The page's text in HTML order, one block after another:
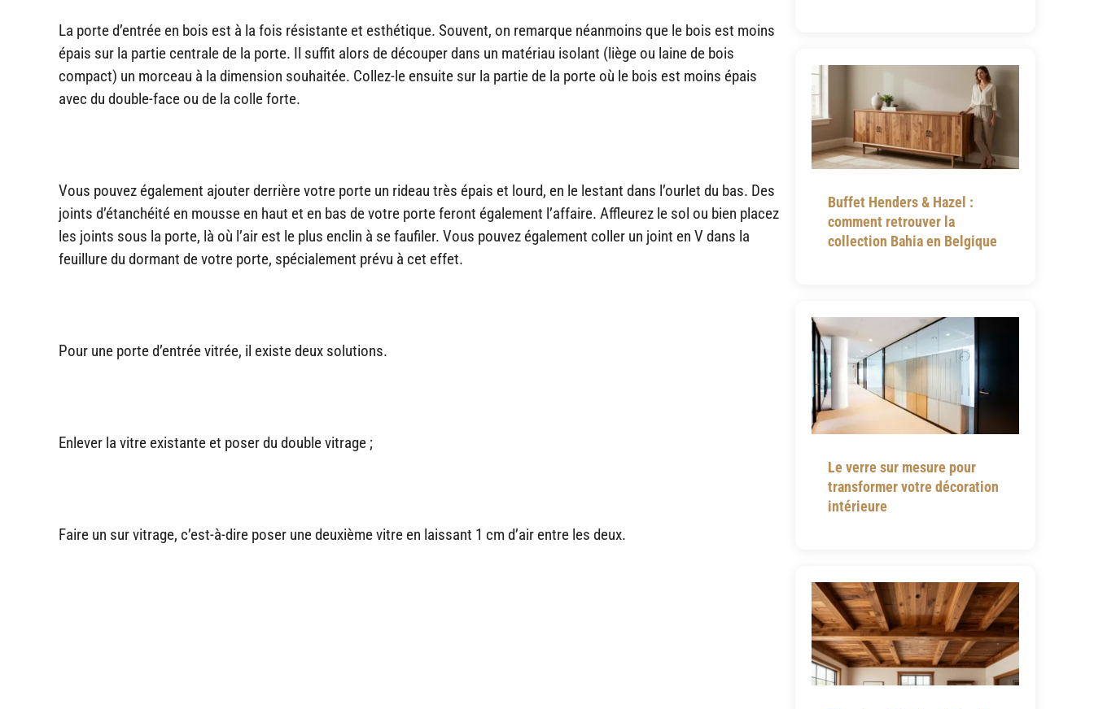
La porte d’entrée en bois est à la fois résistante et esthétique. Souvent, on remarque néanmoins que le bois est moins
épais sur la partie centrale de la porte. Il suffit alors de découper dans un matériau isolant (liège ou laine de bois
compact) un morceau à la dimension souhaitée. Collez-le ensuite sur la partie de la porte où le bois est moins épais
avec du double-face ou de la colle forte.
Vous pouvez également ajouter derrière votre porte un rideau très épais et lourd, en le lestant dans l’ourlet du bas. Des
joints d’étanchéité en mousse en haut et en bas de votre porte feront également l’affaire. Affleurez le sol ou bien placez
les joints sous la porte, là où l’air est le plus enclin à se faufiler. Vous pouvez également coller un joint en V dans la
feuillure du dormant de votre porte, spécialement prévu à cet effet.
Pour une porte d’entrée vitrée, il existe deux solutions.
Enlever la vitre existante et poser du double vitrage ;
Faire un sur vitrage, c’est-à-dire poser une deuxième vitre en laissant 1 cm d’air entre les deux.
Buffet Henders & Hazel :
comment retrouver la
collection Bahia en Belgique
Le verre sur mesure pour
transformer votre décoration
intérieure